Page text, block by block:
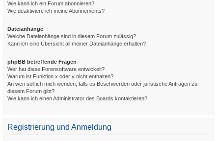
Wie kann ich ein Forum abonnieren?
Wie deaktiviere ich meine Abonnements?
Dateianhänge
Welche Dateianhänge sind in diesem Forum zulässig?
Kann ich eine Übersicht all meiner Dateianhänge erhalten?
phpBB betreffende Fragen
Wer hat diese Forensoftware entwickelt?
Warum ist Funktion x oder y nicht enthalten?
An wen soll ich mich wenden, falls es Beschwerden oder juristische Anfragen zu
diesem Forum gibt?
Wie kann ich einen Administrator des Boards kontaktieren?
Registrierung und Anmeldung